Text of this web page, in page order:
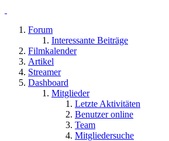
Forum
Interessante Beiträge
Filmkalender
Artikel
Streamer
Dashboard
Mitglieder
Letzte Aktivitäten
Benutzer online
Team
Mitgliedersuche